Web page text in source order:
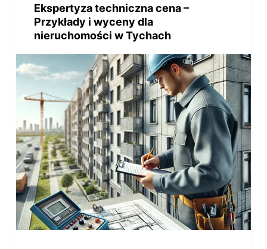
Ekspertyza techniczna cena –
Przykłady i wyceny dla
nieruchomości w Tychach